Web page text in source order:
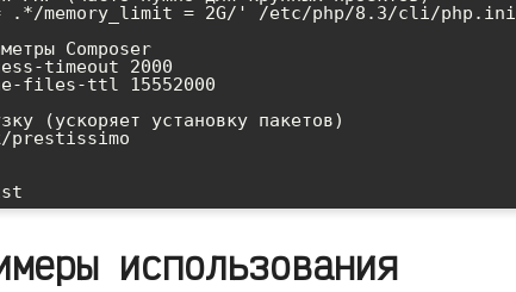
.*/memory_limit = 2G/' /etc/php/8.3/cli/php.ini
Composer
timeout 2000
files-ttl 15552000
(ускоряет установку пакетов)
prestissimo
использования